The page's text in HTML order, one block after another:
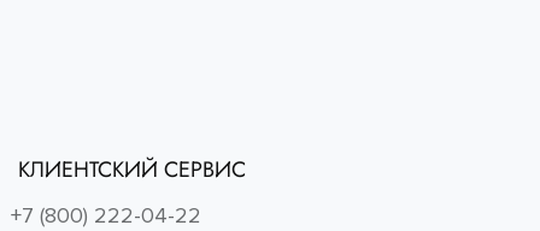
КЛИЕНТСКИЙ СЕРВИС
+7 (800) 222-04-22